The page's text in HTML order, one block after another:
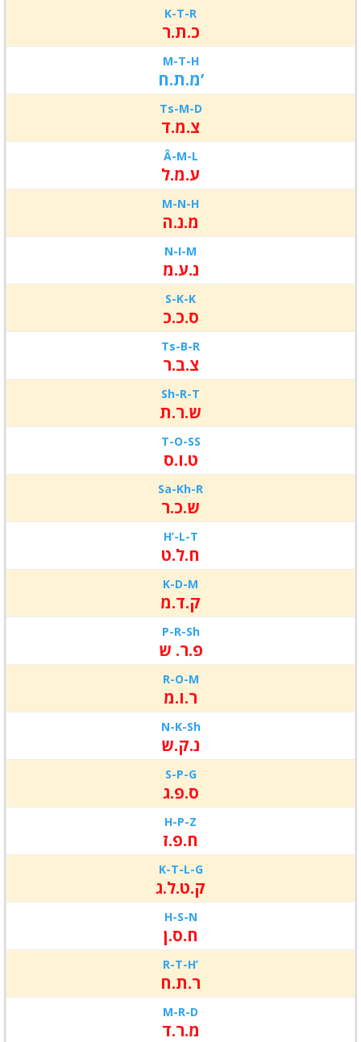
K-T-R
כ.ת.ר
M-T-H
מ.ת.ח’
Ts-M-D
צ.מ.ד
Â-M-L
ע.מ.ל
M-N-H
מ.נ.ה
N-I-M
נ.ע.מ
S-K-K
ס.כ.כ
Ts-B-R
צ.ב.ר
Sh-R-T
ש.ר.ת
T-O-SS
ט.ו.ס
Sa-Kh-R
ש.כ.ר
H’-L-T
ח.ל.ט
K-D-M
ק.ד.מ
P-R-Sh
פ.ר. ש
R-O-M
ר.ו.מ
N-K-Sh
נ.ק.ש
S-P-G
ס.פ.ג
H-P-Z
ח.פ.ז
K-T-L-G
ק.ט.ל.ג
H-S-N
ח.ס.ן
R-T-H’
ר.ת.ח
M-R-D
מ.ר.ד